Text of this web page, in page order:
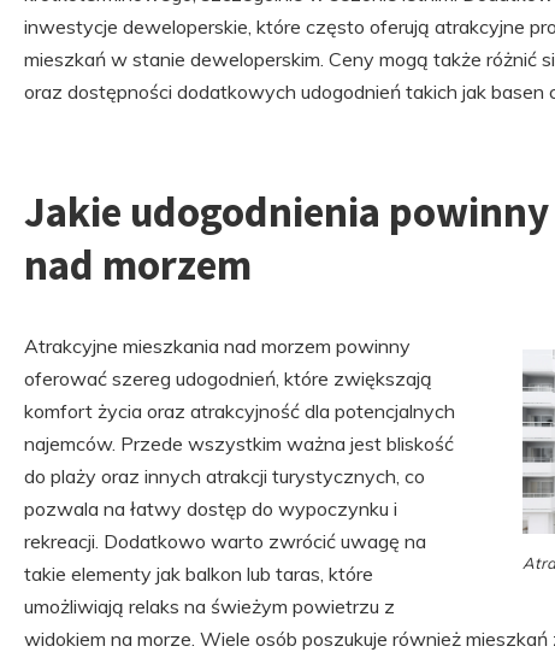
inwestycje deweloperskie, które często oferują atrakcyjne
mieszkań w stanie deweloperskim. Ceny mogą także różnić
oraz dostępności dodatkowych udogodnień takich jak basen
Jakie udogodnienia
nad morzem
Atrakcyjne mieszkania nad morzem powinny
oferować szereg udogodnień, które zwiększają
komfort życia oraz atrakcyjność dla potencjalnych
najemców. Przede wszystkim ważna jest bliskość
do plaży oraz innych atrakcji turystycznych, co
pozwala na łatwy dostęp do wypoczynku i
rekreacji. Dodatkowo warto zwrócić uwagę na
takie elementy jak balkon lub taras, które
umożliwiają relaks na świeżym powietrzu z
widokiem na morze. Wiele osób poszukuje również